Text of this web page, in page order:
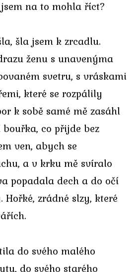
na to mohla říct?
šla jsem k zrcadlu.
ženu s unavenýma
svetru, s vráskami
které se rozpálily
k sobě samé mě zasáhl
co přijde bez
ven, abych se
a v krku mě svíralo
popadala dech a do očí
zrádné slzy, které
do svého malého
do svého starého